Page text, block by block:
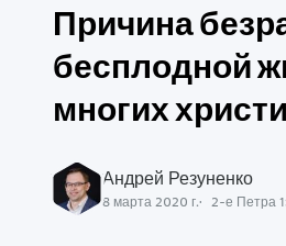
Причина
бесплодной
многих
Андрей Резуненко
8 марта 2020 г. 2-е Петра 1: